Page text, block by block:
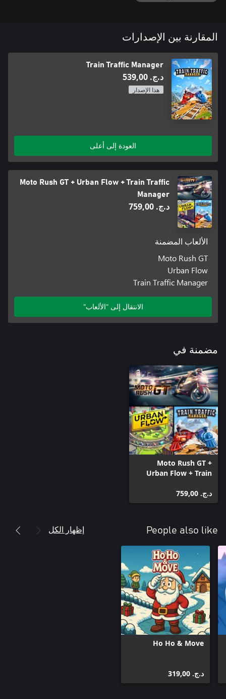
المقارنة بين الإصدارات
Train Traffic Manager
د.ج.‏ 539,00
هذا الإصدار
العودة إلى أعلى
Moto Rush GT + Urban Flow + Train Traffic
Manager
د.ج.‏ 759,00
الألعاب المضمنة
Moto Rush GT
Urban Flow
Train Traffic Manager
الانتقال إلى "الألعاب"
مضمنة في
Moto Rush GT +
Urban Flow + Train
د.ج.‏ 759,00
People also like إظهار الكل
Ho Ho & Move
د.ج.‏ 319,00